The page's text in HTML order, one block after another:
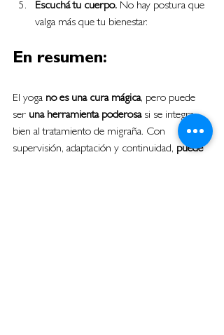
Escuchá tu cuerpo. No hay postura que
valga más que tu bienestar.
En resumen:
El yoga no es una cura mágica, pero puede
ser una herramienta poderosa si se integra
bien al tratamiento de migraña. Con
supervisión, adaptación y continuidad, puede